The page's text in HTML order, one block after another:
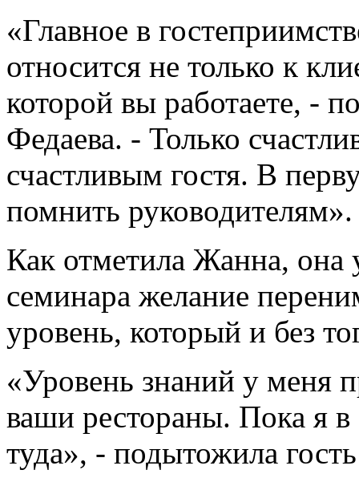
«Главное в
относится не только к
которой вы работаете, -
Федаева. - Только
счастливым гостя. В
помнить руководителям».
Как отметила Жанна, она
семинара желание
уровень, который и без
«Уровень знаний у меня
ваши рестораны. Пока я в
туда», - подытожила